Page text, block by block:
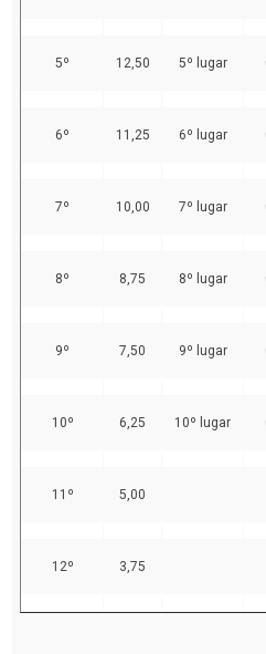
5º 12,50 5º lugar
6º 11,25 6º lugar
7º 10,00 7º lugar
8º 8,75 8º lugar
9º 7,50 9º lugar
10º 6,25 10º lugar
11º 5,00
12º 3,75